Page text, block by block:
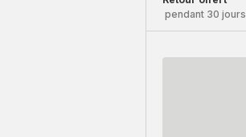
pendant 30 jours